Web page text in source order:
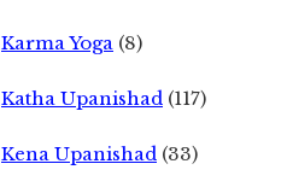
Karma Yoga (8)
Katha Upanishad (117)
Kena Upanishad (33)